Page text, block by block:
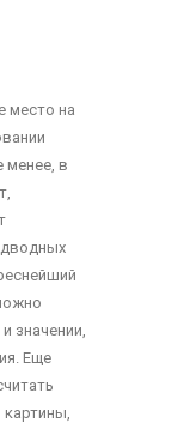
место на
менее, в
значении,
Еще